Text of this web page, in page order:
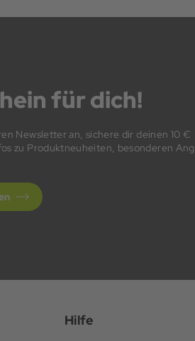
für dich!
Newsletter an, sichere dir deinen 10 €
zu Produktneuheiten, besonderen
Hilfe